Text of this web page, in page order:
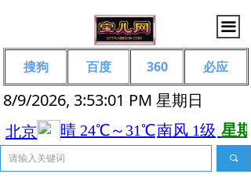
끀
8/9/2026, 3:53:01 PM 星期日
끠
搜狗 百度 360 必应